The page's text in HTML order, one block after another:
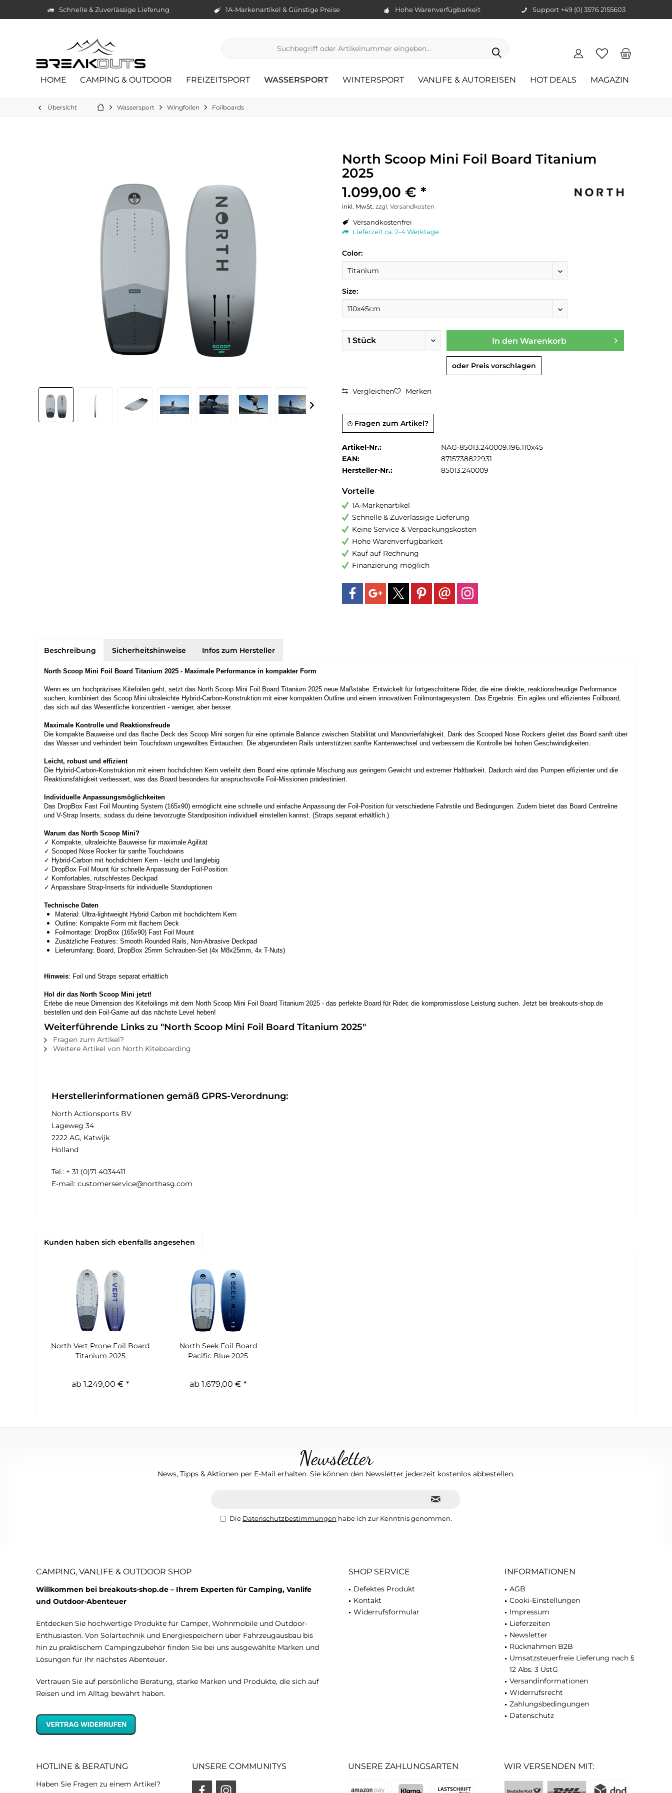
Schnelle & Zuverlässige Lieferung 1A-Markenartikel & Günstige Preise Hohe Warenverfügbarkeit Support +49 (0) 3576 2155603
HOME CAMPING & OUTDOOR FREIZEITSPORT WASSERSPORT WINTERSPORT VANLIFE & AUTOREISEN HOT DEALS MAGAZIN
Übersicht Wassersport Wingfoilen Foilboards
North Scoop Mini Foil Board Titanium
2025
1.099,00 € *
inkl. MwSt. zzgl. Versandkosten
Versandkostenfrei
Lieferzeit ca. 2-4 Werktage
Color:
Size:
In den Warenkorb
oder Preis vorschlagen
Vergleichen Merken
Fragen zum Artikel?
Artikel-Nr.:
NAG-85013.240009.196.110x45
EAN:
8715738822931
Hersteller-Nr.:
85013.240009
Vorteile
1A-Markenartikel
Schnelle & Zuverlässige Lieferung
Keine Service & Verpackungskosten
Hohe Warenverfügbarkeit
Kauf auf Rechnung
Finanzierung möglich
Beschreibung Sicherheitshinweise Infos zum Hersteller
North Scoop Mini Foil Board Titanium 2025 - Maximale Performance in kompakter Form
Wenn es um hochpräzises Kitefoilen geht, setzt das North Scoop Mini Foil Board Titanium 2025 neue Maßstäbe. Entwickelt für fortgeschrittene Rider, die eine direkte, reaktionsfreudige Performance
suchen, kombiniert das Scoop Mini ultraleichte Hybrid-Carbon-Konstruktion mit einer kompakten Outline und einem innovativen Foilmontagesystem. Das Ergebnis: Ein agiles und effizientes Foilboard,
das sich auf das Wesentliche konzentriert - weniger, aber besser.
Maximale Kontrolle und Reaktionsfreude
Die kompakte Bauweise und das flache Deck des Scoop Mini sorgen für eine optimale Balance zwischen Stabilität und Manövrierfähigkeit. Dank des Scooped Nose Rockers gleitet das Board sanft über
das Wasser und verhindert beim Touchdown ungewolltes Eintauchen. Die abgerundeten Rails unterstützen sanfte Kantenwechsel und verbessern die Kontrolle bei hohen Geschwindigkeiten.
Leicht, robust und effizient
Die Hybrid-Carbon-Konstruktion mit einem hochdichten Kern verleiht dem Board eine optimale Mischung aus geringem Gewicht und extremer Haltbarkeit. Dadurch wird das Pumpen effizienter und die
Reaktionsfähigkeit verbessert, was das Board besonders für anspruchsvolle Foil-Missionen prädestiniert.
Individuelle Anpassungsmöglichkeiten
Das DropBox Fast Foil Mounting System (165x90) ermöglicht eine schnelle und einfache Anpassung der Foil-Position für verschiedene Fahrstile und Bedingungen. Zudem bietet das Board Centreline
und V-Strap Inserts, sodass du deine bevorzugte Standposition individuell einstellen kannst. (Straps separat erhältlich.)
Warum das North Scoop Mini?
✓ Kompakte, ultraleichte Bauweise für maximale Agilität
✓ Scooped Nose Rocker für sanfte Touchdowns
✓ Hybrid-Carbon mit hochdichtem Kern - leicht und langlebig
✓ DropBox Foil Mount für schnelle Anpassung der Foil-Position
✓ Komfortables, rutschfestes Deckpad
✓ Anpassbare Strap-Inserts für individuelle Standoptionen
Technische Daten
Material: Ultra-lightweight Hybrid Carbon mit hochdichtem Kern
Outline: Kompakte Form mit flachem Deck
Foilmontage: DropBox (165x90) Fast Foil Mount
Zusätzliche Features: Smooth Rounded Rails, Non-Abrasive Deckpad
Lieferumfang: Board, DropBox 25mm Schrauben-Set (4x M8x25mm, 4x T-Nuts)
Hinweis: Foil und Straps separat erhältlich
Hol dir das North Scoop Mini jetzt!
Erlebe die neue Dimension des Kitefoilings mit dem North Scoop Mini Foil Board Titanium 2025 - das perfekte Board für Rider, die kompromisslose Leistung suchen. Jetzt bei breakouts-shop.de
bestellen und dein Foil-Game auf das nächste Level heben!
Weiterführende Links zu "North Scoop Mini Foil Board Titanium 2025"
Fragen zum Artikel?
Weitere Artikel von North Kiteboarding
Herstellerinformationen gemäß GPRS-Verordnung:
North Actionsports BV
Lageweg 34
2222 AG, Katwijk
Holland
Tel.: + 31 (0)71 4034411
E-mail: customerservice@northasg.com
Kunden haben sich ebenfalls angesehen
North Vert Prone Foil Board
Titanium 2025
ab 1.249,00 € *
North Seek Foil Board
Pacific Blue 2025
ab 1.679,00 € *
Newsletter
News, Tipps & Aktionen per E-Mail erhalten. Sie können den Newsletter jederzeit kostenlos abbestellen.
Die Datenschutzbestimmungen habe ich zur Kenntnis genommen.
CAMPING, VANLIFE & OUTDOOR SHOP
Willkommen bei breakouts-shop.de – Ihrem Experten für Camping, Vanlife
und Outdoor-Abenteuer
Entdecken Sie hochwertige Produkte für Camper, Wohnmobile und Outdoor-
Enthusiasten. Von Solartechnik und Energiespeichern über Fahrzeugausbau bis
hin zu praktischem Campingzubehör finden Sie bei uns ausgewählte Marken und
Lösungen für Ihr nächstes Abenteuer.
Vertrauen Sie auf persönliche Beratung, starke Marken und Produkte, die sich auf
Reisen und im Alltag bewährt haben.
SHOP SERVICE
Defektes Produkt
Kontakt
Widerrufsformular
INFORMATIONEN
AGB
Cooki-Einstellungen
Impressum
Lieferzeiten
Newsletter
Rücknahmen B2B
Umsatzsteuerfreie Lieferung nach §
12 Abs. 3 UstG
Versandinformationen
Widerrufsrecht
Zahlungsbedingungen
Datenschutz
HOTLINE & BERATUNG
Haben Sie Fragen zu einem Artikel?
UNSERE COMMUNITYS UNSERE ZAHLUNGSARTEN WIR VERSENDEN MIT: